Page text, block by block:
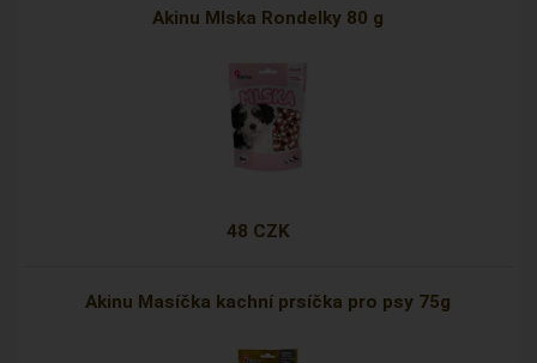
Akinu Mlska Rondelky 80 g
48 CZK
Akinu Masíčka kachní prsíčka pro psy 75g